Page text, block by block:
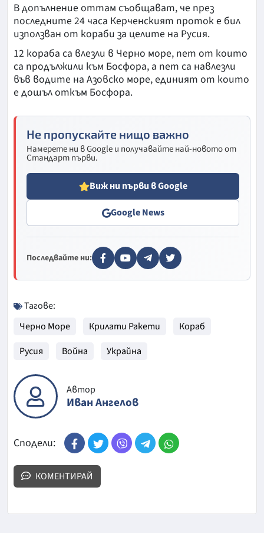
В допълнение оттам съобщават, че през
последните 24 часа Керченският проток е бил
използван от кораби за целите на Русия.
12 кораба са влезли в Черно море, пет от които
са продължили към Босфора, а пет са навлезли
във водите на Азовско море, единият от които
е дошъл откъм Босфора.
Не пропускайте нищо важно
Намерете ни в Google и получавайте най-новото от
Стандарт първи.
Виж ни първи в Google
Google News
Последвайте ни:
Тагове:
Черно Море
Крилати Ракети
Кораб
Русия
Война Украйна
Автор
Иван Ангелов
Сподели:
КОМЕНТИРАЙ